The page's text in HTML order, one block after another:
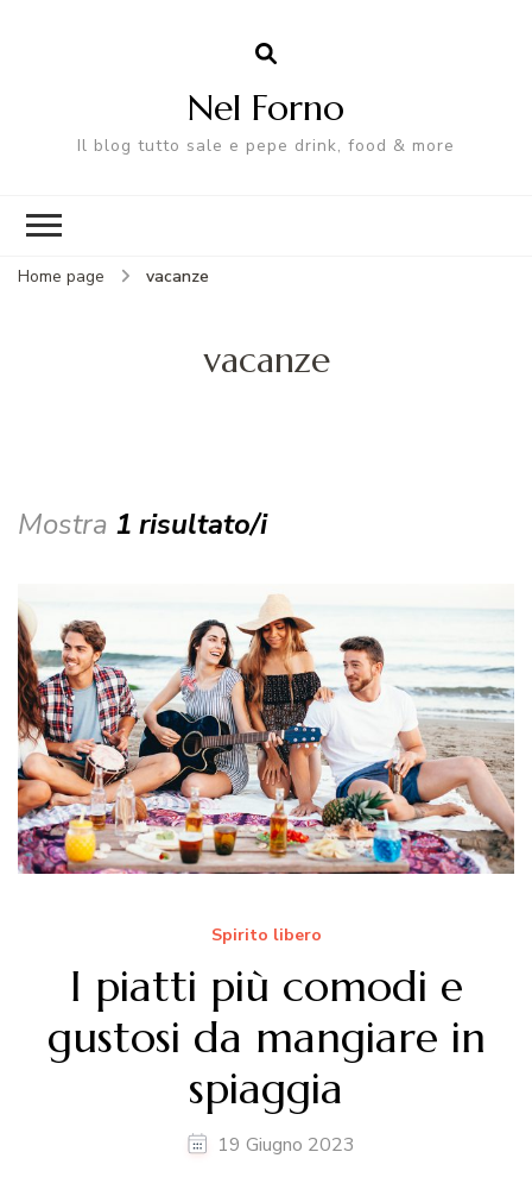
Nel Forno
Il blog tutto sale e pepe drink, food & more
Home page vacanze
vacanze
Mostra 1 risultato/i
Spirito libero
I piatti più comodi e
gustosi da mangiare in
spiaggia
19 Giugno 2023